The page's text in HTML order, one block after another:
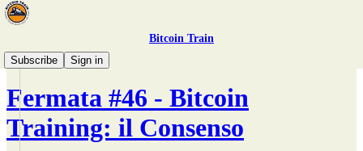
Bitcoin Train
Subscribe
Sign in
Bitcoin Training
Fermata #46 - Bitcoin
Training: il Consenso